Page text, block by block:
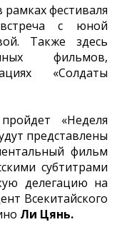
фестиваля
с юной
Также здесь
фильмов,
«Солдаты
«Неделя
представлены
фильм
субтитрами
делегацию на
Всекитайского
Ли Цянь.